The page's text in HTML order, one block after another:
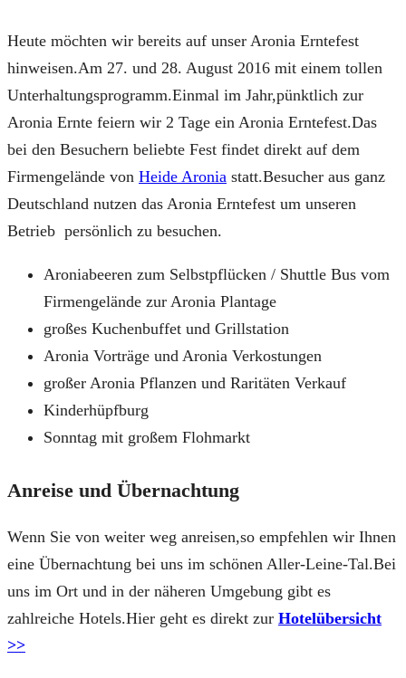
Heute möchten wir bereits auf unser Aronia Erntefest
hinweisen.Am 27. und 28. August 2016 mit einem tollen
Unterhaltungsprogramm.Einmal im Jahr,pünktlich zur
Aronia Ernte feiern wir 2 Tage ein Aronia Erntefest.Das
bei den Besuchern beliebte Fest findet direkt auf dem
Firmengelände von Heide Aronia statt.Besucher aus ganz
Deutschland nutzen das Aronia Erntefest um unseren
Betrieb persönlich zu besuchen.
Aroniabeeren zum Selbstpflücken / Shuttle Bus vom
Firmengelände zur Aronia Plantage
großes Kuchenbuffet und Grillstation
Aronia Vorträge und Aronia Verkostungen
großer Aronia Pflanzen und Raritäten Verkauf
Kinderhüpfburg
Sonntag mit großem Flohmarkt
Anreise und Übernachtung
Wenn Sie von weiter weg anreisen,so empfehlen wir Ihnen
eine Übernachtung bei uns im schönen Aller-Leine-Tal.Bei
uns im Ort und in der näheren Umgebung gibt es
zahlreiche Hotels.Hier geht es direkt zur Hotelübersicht
>>